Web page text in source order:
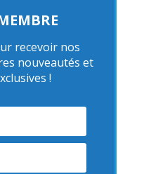
recevoir nos
nouveautés et
!